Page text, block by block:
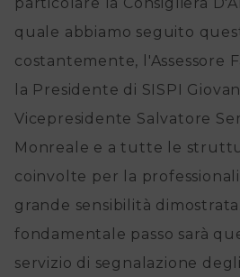
quale abbiamo seguito
costantemente, l'Assessore
la Presidente di SISPI
Vicepresidente Salvatore
Monreale e a tutte le
coinvolte per la
grande sensibilità
fondamentale passo sarà
servizio di segnalazione